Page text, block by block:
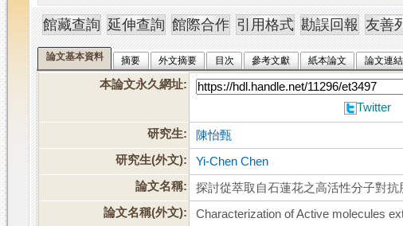
論文基本資料 摘要 外文摘要 目次 參考文獻 紙本論文 論文連結
本論文永久網址:
Twitter
研究生:
陳怡甄
研究生(外文):
Yi-Chen Chen
論文名稱:
探討從萃取自石蓮花之高活性分子對抗
論文名稱(外文):
Characterization of Active molecules